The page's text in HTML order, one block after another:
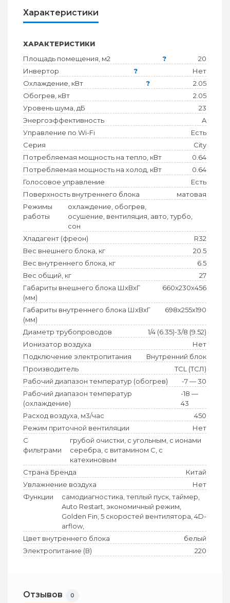
Характеристики
ХАРАКТЕРИСТИКИ
Площадь помещения, м2
?
20
Инвертор
?
Нет
Охлаждение, кВт
?
2.05
Обогрев, кВт
2.05
Уровень шума, дБ
23
Энергоэффективность
A
Управление по Wi-Fi
Есть
Серия
City
Потребляемая мощность на тепло, кВт
0.64
Потребляемая мощность на холод, кВт
0.64
Голосовое управление
Есть
Поверхность внутреннего блока
матовая
Режимы
работы
охлаждение, обогрев,
осушение, вентиляция, авто, турбо,
сон
Хладагент (фреон)
R32
Вес внешнего блока, кг
20.5
Вес внутреннего блока, кг
6.5
Вес общий, кг
27
Габариты внешнего блока ШхВхГ
(мм)
660x230x456
Габариты внутреннего блока ШхВхГ
(мм)
698x255x190
Диаметр трубопроводов
1/4 (6.35)-3/8 (9.52)
Ионизатор воздуха
Нет
Подключение электропитания
Внутренний блок
Производитель
TCL (ТСЛ)
Рабочий диапазон температур (обогрев)
-7 — 30
Рабочий диапазон температур
(охлаждение)
-18 —
43
Расход воздуха, м3/час
450
Режим приточной вентиляции
Нет
С
фильтрами
грубой очистки, с угольным, с ионами
серебра, с витамином C, с
катехиновым
Страна Бренда
Китай
Увлажнение воздуха
Нет
Функции
самодиагностика, теплый пуск, таймер,
Auto Restart, экономичный режим,
Golden Fin, 5 скоростей вентилятора, 4D-
arflow,
Цвет внутреннего блока
белый
Электропитание (В)
220
Отзывов 0